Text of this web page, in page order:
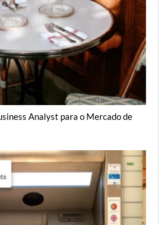
Analyst para o Mercado de